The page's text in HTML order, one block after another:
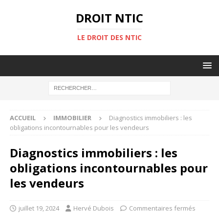
DROIT NTIC
LE DROIT DES NTIC
ACCUEIL IMMOBILIER
Diagnostics immobiliers : les
obligations incontournables pour les vendeurs
Diagnostics immobiliers : les
obligations incontournables pour
les vendeurs
juillet 19, 2024 Hervé Dubois Commentaires fermés